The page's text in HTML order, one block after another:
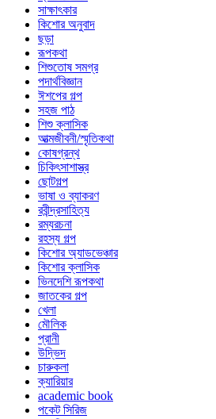
সাক্ষাৎকার
কিশোর অনুবাদ
ছড়া
রূপকথা
শিশুতোষ সমগ্র
পদার্থবিজ্ঞান
ঈশপের গল্প
সহজ পাঠ
শিশু ক্লাসিক
আত্মজীবনী/স্মৃতিকথা
কোষগ্রন্থ
চিকিৎসাশাস্ত্র
ছোটগল্প
ভাষা ও ব্যাকরণ
রবীন্দ্রসাহিত্য
রম্যরচনা
রহস্য গল্প
কিশোর অ্যাডভেঞ্চার
কিশোর ক্লাসিক
ভিনদেশি রূপকথা
জাতকের গল্প
খেলা
মৌলিক
প্রানী
উদ্ভিদ
চারুকলা
ক্যারিয়ার
academic book
পকেট সিরিজ